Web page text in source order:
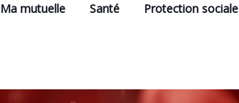
Ma mutuelle Santé Protection sociale